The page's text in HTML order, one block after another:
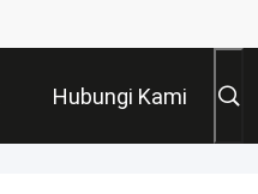
Hubungi Kami